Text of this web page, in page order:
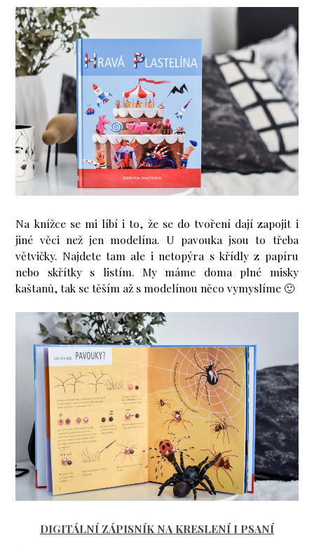
Na knížce se mi líbí i to, že se do tvoření dají zapojit i
jiné věci než jen modelína. U pavouka jsou to třeba
větvičky. Najdete tam ale i netopýra s křídly z papíru
nebo skřítky s listím. My máme doma plné misky
kaštanů, tak se těším až s modelínou něco vymyslíme 🙂
DIGITÁLNÍ ZÁPISNÍK NA KRESLENÍ I PSANÍ